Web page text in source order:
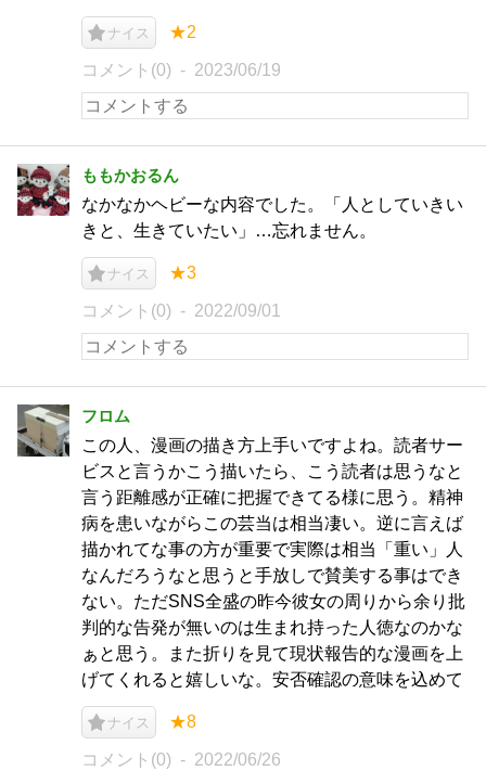
ナイス ★2
コメント(0) 2023/06/19
ももかおるん
なかなかヘビーな内容でした。「人としていきい
きと、生きていたい」…忘れません。
ナイス ★3
コメント(0) 2022/09/01
フロム
この人、漫画の描き方上手いですよね。読者サー
ビスと言うかこう描いたら、こう読者は思うなと
言う距離感が正確に把握できてる様に思う。精神
病を患いながらこの芸当は相当凄い。逆に言えば
描かれてな事の方が重要で実際は相当「重い」人
なんだろうなと思うと手放しで賛美する事はでき
ない。ただSNS全盛の昨今彼女の周りから余り批
判的な告発が無いのは生まれ持った人徳なのかな
ぁと思う。また折りを見て現状報告的な漫画を上
げてくれると嬉しいな。安否確認の意味を込めて
ナイス ★8
コメント(0) 2022/06/26